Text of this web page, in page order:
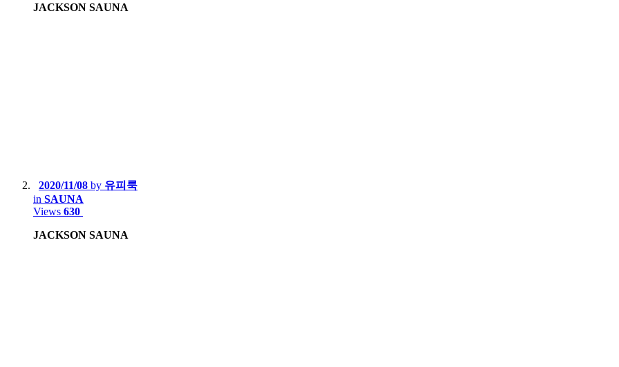
JACKSON SAUNA
2020/11/08 by 유피룩
in SAUNA
Views 630
JACKSON SAUNA